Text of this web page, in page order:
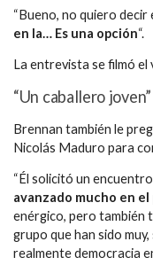
“Bueno, no quiero
en la… Es una opción“.
La entrevista se filmó
“Un caballero joven”
Brennan también le
Nicolás Maduro para
“Él solicitó un
avanzado mucho en el
enérgico, pero también
grupo que han sido
realmente democracia